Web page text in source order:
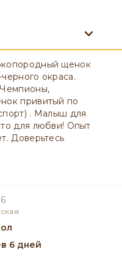
щенок
окраса.
привитый по
. Малыш для
для любви! Опыт
Доверьтесь
6 дней